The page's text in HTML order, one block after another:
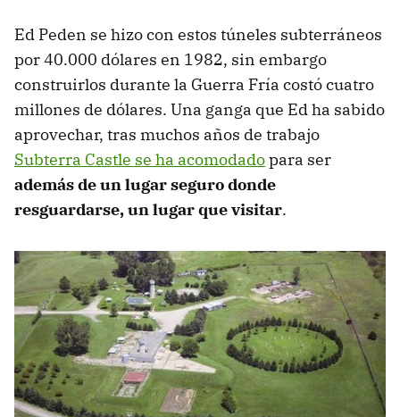
Ed Peden se hizo con estos túneles subterráneos
por 40.000 dólares en 1982, sin embargo
construirlos durante la Guerra Fría costó cuatro
millones de dólares. Una ganga que Ed ha sabido
aprovechar, tras muchos años de trabajo
Subterra Castle se ha acomodadopara ser
además de un lugar seguro donde
resguardarse, un lugar que visitar.